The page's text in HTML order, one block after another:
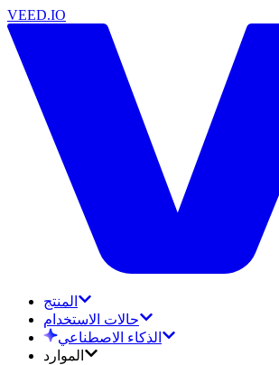
VEED.IO
المنتج
حالات الاستخدام
الذكاء الاصطناعي
الموارد